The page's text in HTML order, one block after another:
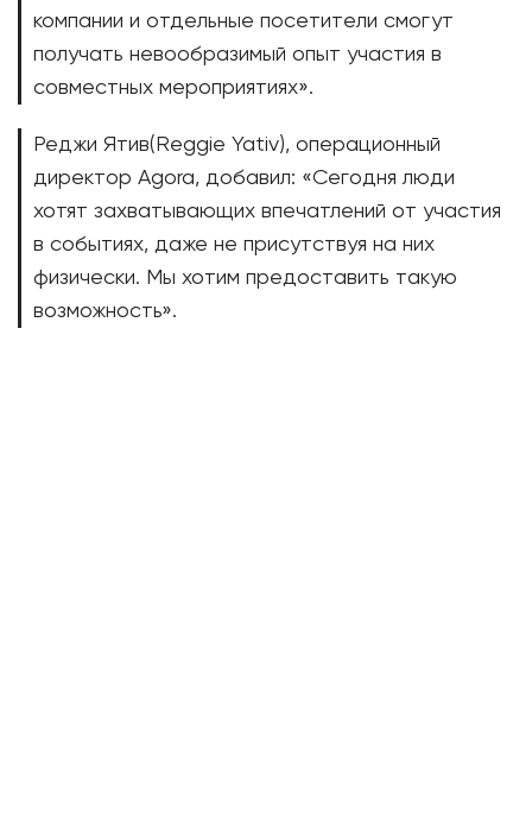
компании и отдельные посетители смогут
получать невообразимый опыт участия в
совместных мероприятиях».
Реджи Ятив(Reggie Yativ), операционный
директор Agora, добавил: «Сегодня люди
хотят захватывающих впечатлений от участия
в событиях, даже не присутствуя на них
физически. Мы хотим предоставить такую
возможность».